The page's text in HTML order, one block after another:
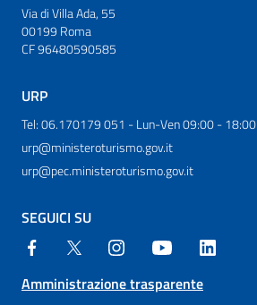
Via di Villa Ada, 55
00199 Roma
CF 96480590585
URP
Tel: 06.170179 051 - Lun-Ven 09:00 - 18:00
urp@ministeroturismo.gov.it
urp@pec.ministeroturismo.gov.it
SEGUICI SU
Amministrazione trasparente